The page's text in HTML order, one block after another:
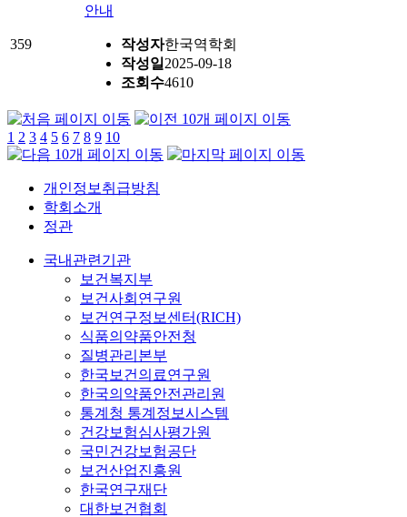
359
안내
작성자한국역학회
작성일 2025-09-18
조회수4610
1 2 3 4 5 6 7 8 9 10
개인정보취급방침
학회소개
정관
국내관련기관
보건복지부
보건사회연구원
보건연구정보센터(RICH)
식품의약품안전청
질병관리본부
한국보건의료연구원
한국의약품안전관리원
통계청 통계정보시스템
건강보험심사평가원
국민건강보험공단
보건산업진흥원
한국연구재단
대한보건협회